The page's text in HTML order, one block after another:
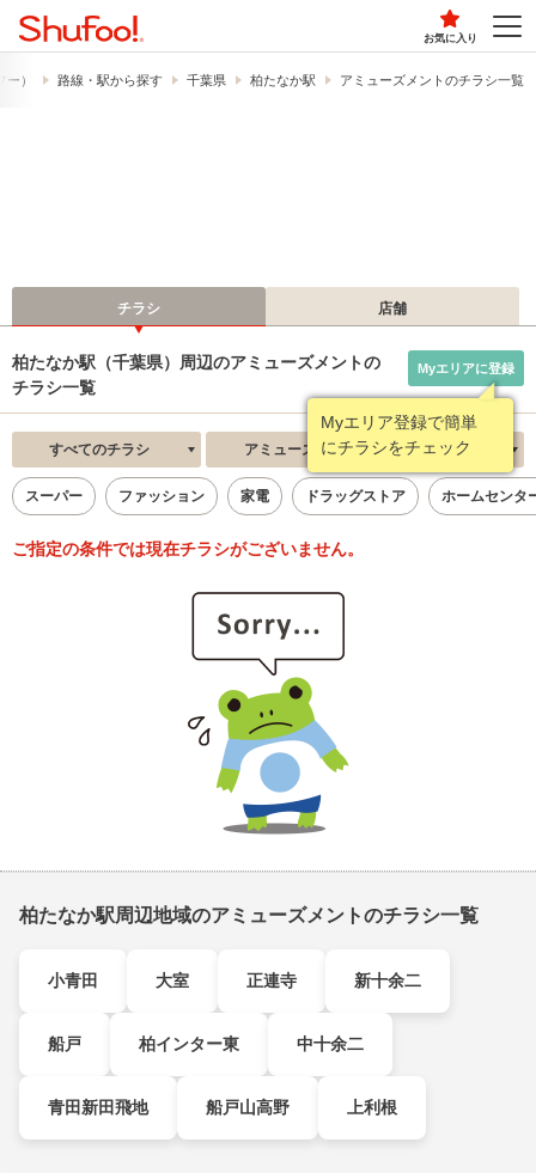
お気に入り
） 路線・駅から探す 千葉県 柏たなか駅 アミューズメントのチラシ一覧
チラシ 店舗
柏たなか駅（千葉県）周辺のアミューズメントの
チラシ一覧
Myエリア登録で簡単
にチラシをチェック
Myエリアに登録
すべてのチラシ アミューズメント 新着順
スーパー ファッション 家電 ドラッグストア ホームセンタ
ご指定の条件では現在チラシがございません。
柏たなか駅周辺地域のアミューズメントのチラシ一覧
小青田 大室 正連寺 新十余二
船戸 柏インター東 中十余二
青田新田飛地 船戸山高野 上利根